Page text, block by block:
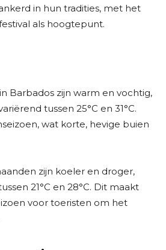
in hun tradities, met het
als hoogtepunt.
Barbados zijn warm en vochtig,
tussen 25°C en 31°C.
wat korte, hevige buien
zijn koeler en droger,
21°C en 28°C. Dit maakt
voor toeristen om het